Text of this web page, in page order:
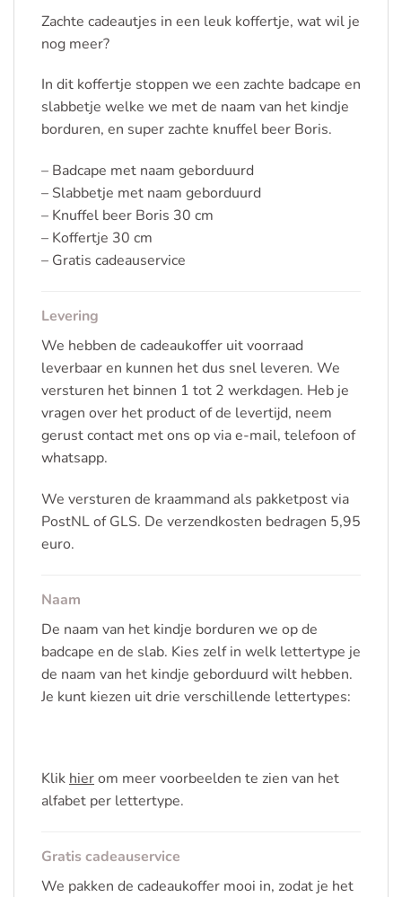
Zachte cadeautjes in een leuk koffertje, wat wil je
nog meer?
In dit koffertje stoppen we een zachte badcape en
slabbetje welke we met de naam van het kindje
borduren, en super zachte knuffel beer Boris.
– Badcape met naam geborduurd
– Slabbetje met naam geborduurd
– Knuffel beer Boris 30 cm
– Koffertje 30 cm
– Gratis cadeauservice
Levering
We hebben de cadeaukoffer uit voorraad
leverbaar en kunnen het dus snel leveren. We
versturen het binnen 1 tot 2 werkdagen. Heb je
vragen over het product of de levertijd, neem
gerust contact met ons op via e-mail, telefoon of
whatsapp.
We versturen de kraammand als pakketpost via
PostNL of GLS. De verzendkosten bedragen 5,95
euro.
Naam
De naam van het kindje borduren we op de
badcape en de slab. Kies zelf in welk lettertype je
de naam van het kindje geborduurd wilt hebben.
Je kunt kiezen uit drie verschillende lettertypes:
Klik hierom meer voorbeelden te zien van het
alfabet per lettertype.
Gratis cadeauservice
We pakken de cadeaukoffer mooi in, zodat je het